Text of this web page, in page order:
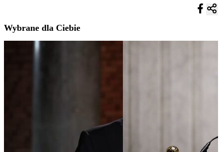
Wybrane dla Ciebie